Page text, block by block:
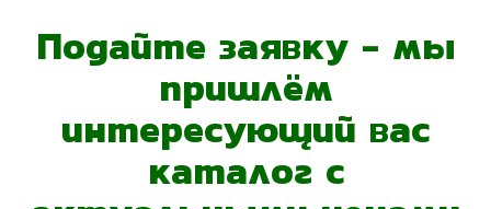
Подайте заявку - мы
пришлём
интересующий вас
каталог с